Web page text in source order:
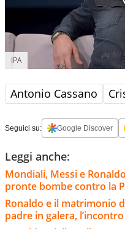
IPA
Antonio Cassano
Seguici su: Google Discover
Leggi anche:
Mondiali, Messi e
pronte bombe contro la
Ronaldo e il matrimonio
padre in galera,